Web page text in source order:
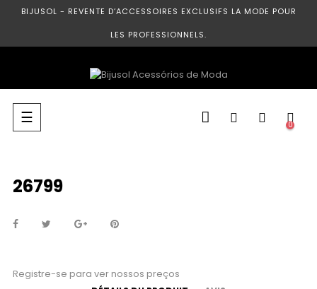
BIJUSOL - REVENTE D’ACCESSOIRES EXCLUSIFS LA MODE POUR
LES PROFESSIONNELS.
Basculer
la
☰ 0
26799
Registre-se para ver nossos preços